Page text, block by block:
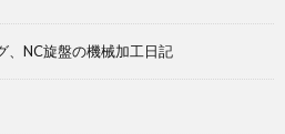
NC旋盤の機械加工日記